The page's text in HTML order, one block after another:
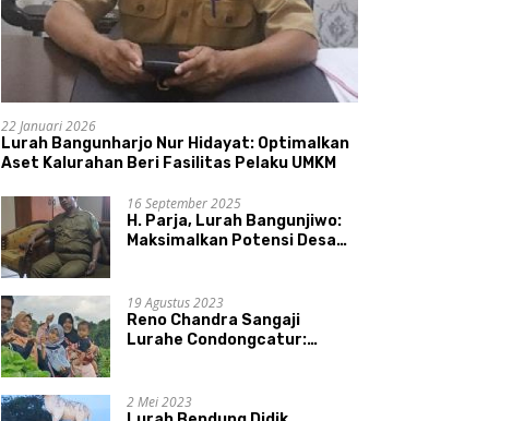
22 Januari 2026
Lurah Bangunharjo Nur Hidayat: Optimalkan
Aset Kalurahan Beri Fasilitas Pelaku UMKM
16 September 2025
H. Parja, Lurah Bangunjiwo:
Maksimalkan Potensi Desa
19 Agustus 2023
Reno Chandra Sangaji
Lurahe Condongcatur:
Masyarakat, dan Syukuri
2 Mei 2023